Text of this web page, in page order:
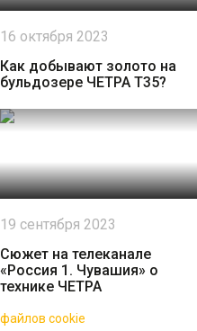
16 октября 2023
Как добывают золото на
бульдозере ЧЕТРА Т35?
19 сентября 2023
Сюжет на телеканале
«Россия 1. Чувашия» о
технике ЧЕТРА
файлов cookie